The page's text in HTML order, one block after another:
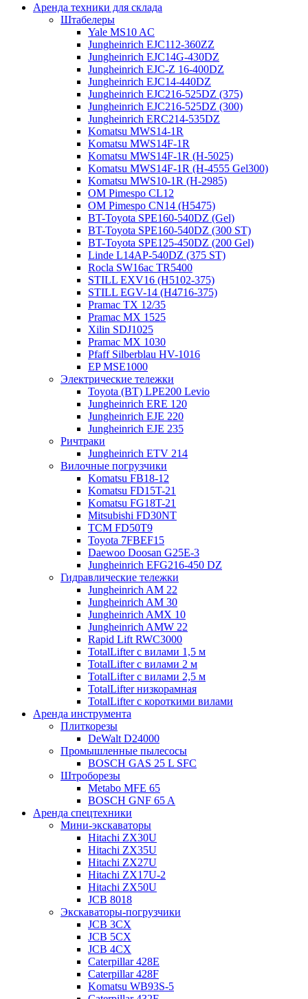
Аренда техники для склада
Штабелеры
Yale MS10 AC
Jungheinrich EJC112-360ZZ
Jungheinrich EJC14G-430DZ
Jungheinrich EJC-Z 16-400DZ
Jungheinrich EJC14-440DZ
Jungheinrich EJC216-525DZ (375)
Jungheinrich EJC216-525DZ (300)
Jungheinrich ERC214-535DZ
Komatsu MWS14-1R
Komatsu MWS14F-1R
Komatsu MWS14F-1R (H-5025)
Komatsu MWS14F-1R (H-4555 Gel300)
Komatsu MWS10-1R (Н-2985)
OM Pimespo CL12
OM Pimespo CN14 (Н5475)
BT-Toyota SPE160-540DZ (Gel)
BT-Toyota SPE160-540DZ (300 ST)
BT-Toyota SPE125-450DZ (200 Gel)
Linde L14AP-540DZ (375 ST)
Rocla SW16ac TR5400
STILL EXV16 (H5102-375)
STILL EGV-14 (H4716-375)
Pramac TX 12/35
Pramac MX 1525
Xilin SDJ1025
Pramac MX 1030
Pfaff Silberblau HV-1016
EP MSE1000
Электрические тележки
Toyota (BT) LPE200 Levio
Jungheinrich ERE 120
Jungheinrich EJE 220
Jungheinrich EJE 235
Ричтраки
Jungheinrich ETV 214
Вилочные погрузчики
Komatsu FB18-12
Komatsu FD15T-21
Komatsu FG18T-21
Mitsubishi FD30NT
TCM FD50T9
Toyota 7FBEF15
Daewoo Doosan G25E-3
Jungheinrich EFG216-450 DZ
Гидравлические тележки
Jungheinrich AM 22
Jungheinrich AM 30
Jungheinrich AMX 10
Jungheinrich AMW 22
Rapid Lift RWC3000
TotalLifter с вилами 1,5 м
TotalLifter с вилами 2 м
TotalLifter с вилами 2,5 м
TotalLifter низкорамная
TotalLifter с короткими вилами
Аренда инструмента
Плиткорезы
DeWalt D24000
Промышленные пылесосы
BOSCH GAS 25 L SFC
Штроборезы
Metabo MFE 65
BOSCH GNF 65 A
Аренда спецтехники
Мини-экскаваторы
Hitachi ZX30U
Hitachi ZX35U
Hitachi ZX27U
Hitachi ZX17U-2
Hitachi ZX50U
JCB 8018
Экскаваторы-погрузчики
JCB 3CX
JCB 5CX
JCB 4CX
Caterpillar 428E
Caterpillar 428F
Komatsu WB93S-5